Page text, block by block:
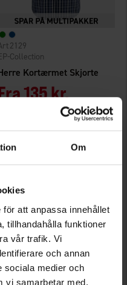
Om
att anpassa innehållet
tillhandahålla funktioner
vår trafik. Vi
och annan
sociala medier och
vi samarbetar med.
Kortærmet Skjorte
Collection
2129
135 kr.
4.4 ud af 5 stjerner
3096